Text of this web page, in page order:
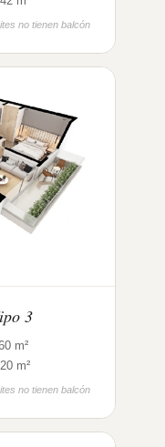
no tienen balcón
3
m²
m²
no tienen balcón